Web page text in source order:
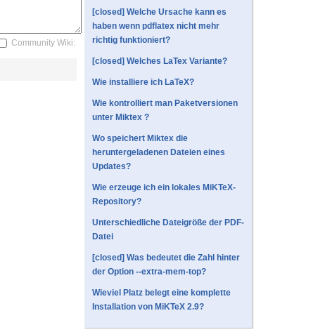
Community Wiki:
[closed] Welche Ursache kann es
haben wenn pdflatex nicht mehr
richtig funktioniert?
[closed] Welches LaTex Variante?
Wie installiere ich LaTeX?
Wie kontrolliert man Paketversionen
unter Miktex ?
Wo speichert Miktex die
heruntergeladenen Dateien eines
Updates?
Wie erzeuge ich ein lokales MiKTeX-
Repository?
Unterschiedliche Dateigröße der PDF-
Datei
[closed] Was bedeutet die Zahl hinter
der Option --extra-mem-top?
Wieviel Platz belegt eine komplette
Installation von MiKTeX 2.9?